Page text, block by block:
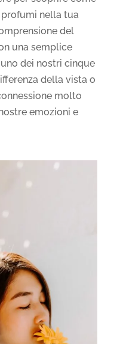
nella tua
del
una semplice
dei nostri cinque
della vista o
molto
emozioni e